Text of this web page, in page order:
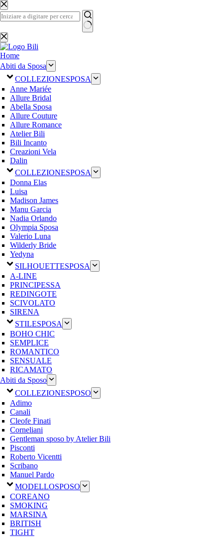
Salta
al
contenuto
Nessun
risultato
Home
Abiti da Sposa
COLLEZIONESPOSA
Anne Mariée
Allure Bridal
Abella Sposa
Allure Couture
Allure Romance
Atelier Bili
Bili Incanto
Creazioni Vela
Dalin
COLLEZIONESPOSA
Donna Elas
Luisa
Madison James
Manu Garcia
Nadia Orlando
Olympia Sposa
Valerio Luna
Wilderly Bride
Yedyna
SILHOUETTESPOSA
A-LINE
PRINCIPESSA
REDINGOTE
SCIVOLATO
SIRENA
STILESPOSA
BOHO CHIC
SEMPLICE
ROMANTICO
SENSUALE
RICAMATO
Abiti da Sposo
COLLEZIONESPOSO
Adimo
Canali
Cleofe Finati
Corneliani
Gentleman sposo by Atelier Bili
Pisconti
Roberto Vicentti
Scribano
Manuel Pardo
MODELLOSPOSO
COREANO
SMOKING
MARSINA
BRITISH
TIGHT